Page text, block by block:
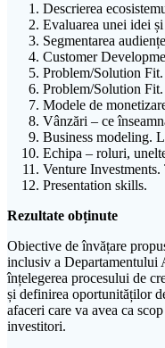
Descrierea
Evaluarea unei idei
Segmentarea
Customer
Problem/Solution
Problem/Solution
Modele de
Vânzări – ce
Business modeling.
Echipa – roluri,
Venture
Presentation skills.
Rezultate obținute
Obiective de învățare
inclusiv a Departamentului
înțelegerea procesului de
și definirea oportunităților
afaceri care va avea ca
investitori.